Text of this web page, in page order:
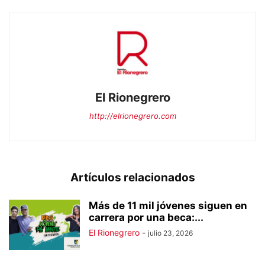
El Rionegrero
http://elrionegrero.com
Artículos relacionados
Más de 11 mil jóvenes siguen en
carrera por una beca:...
El Rionegrero - julio 23, 2026